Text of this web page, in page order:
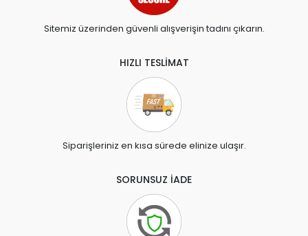
Sitemiz üzerinden güvenli alışverişin tadını çıkarın.
HIZLI TESLİMAT
Siparişleriniz en kısa sürede elinize ulaşır.
SORUNSUZ İADE